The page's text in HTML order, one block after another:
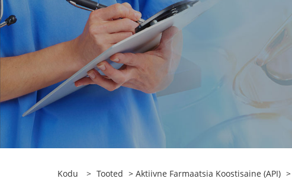
Kodu > Tooted > Aktiivne Farmaatsia Koostisaine (API) >